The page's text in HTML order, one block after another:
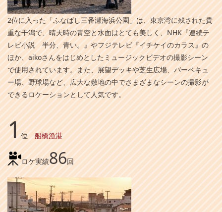
2位に入った「ふなばし三番瀬海浜公園」は、東京湾に残された貴
重な干潟で、晴天時の青空と水面はとても美しく、NHK『連続テ
レビ小説 半分、青い。』やフジテレビ『イチケイのカラス』の
ほか、aikoさんをはじめとしたミュージックビデオの撮影シーン
で使用されています。また、展望デッキや芝生広場、バーベキュ
ー場、野球場など、広大な敷地の中でさまざまなシーンの撮影が
できるロケーションとして人気です。
1 位 船橋漁港
ロケ実績86回